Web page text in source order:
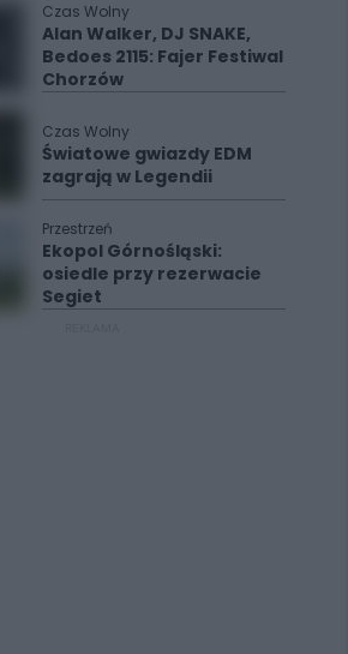
Czas Wolny
Alan Walker, DJ SNAKE,
Bedoes 2115: Fajer Festiwal
Chorzów
Czas Wolny
Światowe gwiazdy EDM
zagrają w Legendii
Przestrzeń
Ekopol Górnośląski:
osiedle przy rezerwacie
Segiet